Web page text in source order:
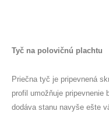
Tyč na polovičnú plachtu
Priečna tyč je pripevnená
profil umožňuje
dodáva stanu navyše ešte